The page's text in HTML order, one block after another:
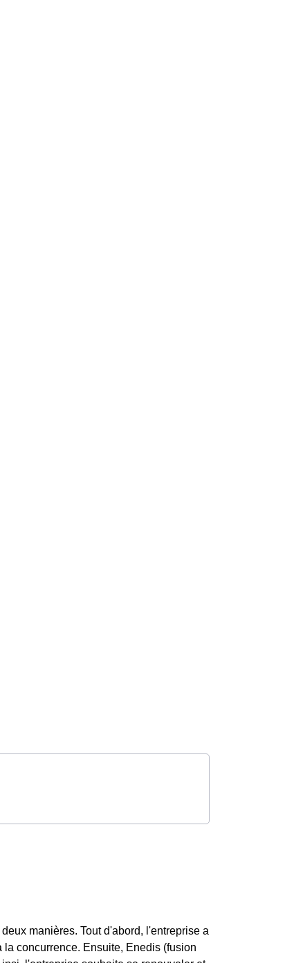
manières. Tout d'abord, l'entreprise a
concurrence. Ensuite, Enedis (fusion